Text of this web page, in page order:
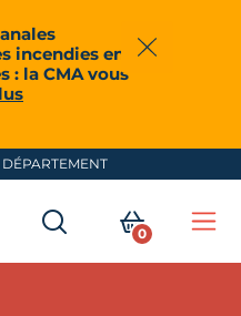
incendies en
: la CMA vous
Fermer
RECHERCHER
MON
0